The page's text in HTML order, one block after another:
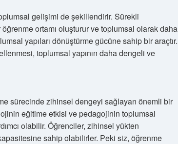
gelişimi de şekillendirir. Sürekli
ortamı oluşturur ve toplumsal olarak daha
yapıları dönüştürme gücüne sahip bir araçtır.
toplumsal yapının daha dengeli ve
sürecinde zihinsel dengeyi sağlayan önemli bir
eğitime etkisi ve pedagojinin toplumsal
olabilir. Öğrenciler, zihinsel yükten
sahip olabilirler. Peki siz, öğrenme